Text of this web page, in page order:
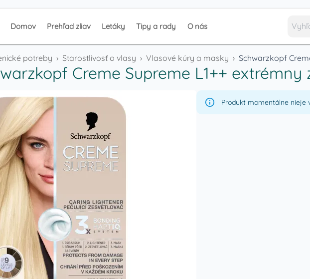
Domov Prehľad zliav Letáky Tipy a rady O nás
potreby › Starostlivosť o vlasy › Vlasové kúry a masky › Schwarzkopf
Creme Supreme L1++
Produkt momentálne nieje